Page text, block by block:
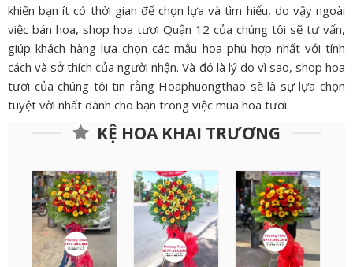
khiến bạn ít có thời gian để chọn lựa và tìm hiểu, do vậy ngoài
việc bán hoa, shop hoa tươi Quận 12 của chúng tôi sẽ tư vấn,
giúp khách hàng lựa chọn các mẫu hoa phù hợp nhất với tính
cách và sở thích của người nhận. Và đó là lý do vì sao, shop hoa
tươi của chúng tôi tin rằng Hoaphuongthao sẽ là sự lựa chọn
tuyệt vời nhất dành cho bạn trong việc mua hoa tươi.
KỆ HOA KHAI TRƯƠNG